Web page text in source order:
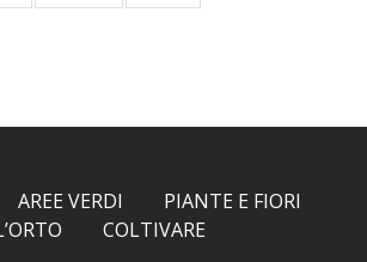
AREE VERDI
PIANTE E FIORI
COLTIVARE